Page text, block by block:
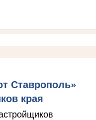
Ставрополь»
края